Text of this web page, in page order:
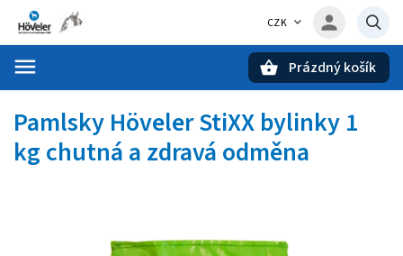
CZK
Prázdný košík
Pamlsky Höveler StiXX bylinky 1
kg chutná a zdravá odměna